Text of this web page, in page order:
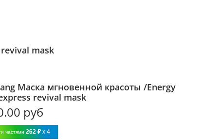
mask
Маска мгновенной красоты /Energy
revival mask
руб
частями 262 ₽ x 4